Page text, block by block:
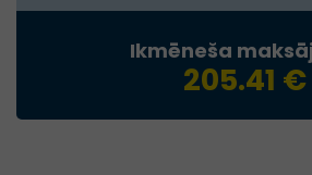
Ikmēneša
205.41 €